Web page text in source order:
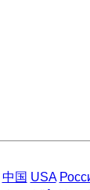
中国 USA